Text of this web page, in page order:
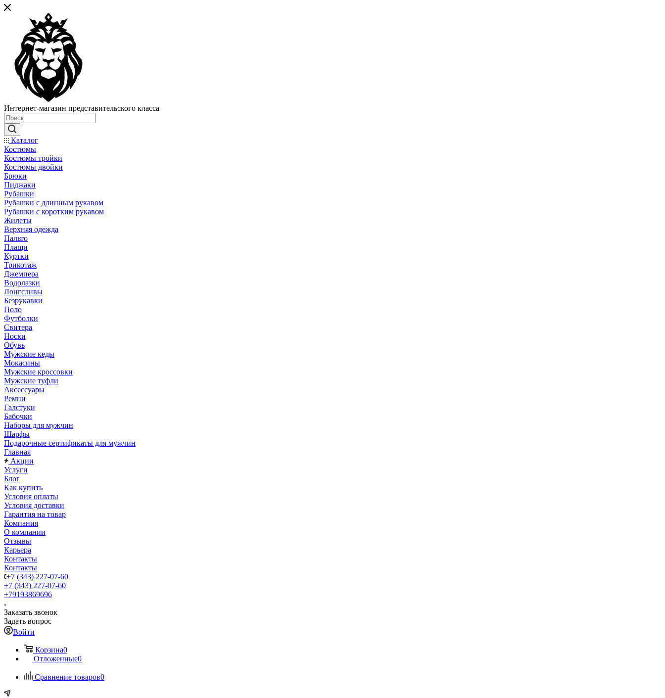
Интернет-магазин представительского класса
Каталог
Костюмы
Костюмы тройки
Костюмы двойки
Брюки
Пиджаки
Рубашки
Рубашки с длинным рукавом
Рубашки с коротким рукавом
Жилеты
Верхняя одежда
Пальто
Плащи
Куртки
Трикотаж
Джемпера
Водолазки
Лонгсливы
Безрукавки
Поло
Футболки
Свитера
Носки
Обувь
Мужские кеды
Мокасины
Мужские кроссовки
Мужские туфли
Аксессуары
Ремни
Галстуки
Бабочки
Наборы для мужчин
Шарфы
Подарочные сертификаты для мужчин
Главная
Акции
Услуги
Блог
Как купить
Условия оплаты
Условия доставки
Гарантия на товар
Компания
О компании
Отзывы
Карьера
Контакты
Контакты
+7 (343) 227-07-60
+7 (343) 227-07-60
+79193869696
Заказать звонок
Задать вопрос
Войти
Корзина0
Отложенные0
Сравнение товаров0